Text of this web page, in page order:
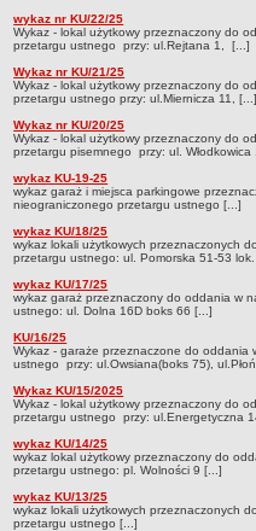
Zamówienia bez procedury
Zamówienia zgodne z
Archiwalne - Zamówiena
Archiwalne - Zamówienia
01.03.2016
OGRÓDKI GASTRONOMICZNE -
WYKAZY LOKALI UŻYTKOWYCH
Lista lokali użytkowych do
Tryb przetargowy
Tryb bezprzetargowy
DZIERŻAWA TERENU
Wykaz terenów do dzierżawy
Ogłoszenia o przetargu na
PROWADZONE REJESTRY,
W NICH ZAWARTYCH
Centralny Rejestr Umów
Plan postępowań o
wykaz nr KU/22/25
Wykaz - lokal użytkowy przeznaczony do
przetargu ustnego przy: ul.Rejtana 1, [...]
Wykaz nr KU/21/25
Wykaz - lokal użytkowy przeznaczony do
przetargu ustnego przy: ul.Miernicza 11, [...]
Wykaz nr KU/20/25
Wykaz - lokal użytkowy przeznaczony do
przetargu pisemnego przy: ul.
wykaz KU-19-25
wykaz garaż i miejsca parkingowe
nieograniczonego przetargu ustnego [...]
wykaz KU/18/25
wykaz lokali użytkowych przeznaczonych
przetargu ustnego: ul. Pomorska 51-53
wykaz KU/17/25
wykaz garaż przeznaczony do oddania w
ustnego: ul. Dolna 16D boks 66 [...]
KU/16/25
Wykaz - garaże przeznaczone do oddania
ustnego przy: ul.Owsiana(boks 75),
Wykaz KU/15/2025
Wykaz - lokal użytkowy przeznaczony do
przetargu ustnego przy: ul.Energetyczna
wykaz KU/14/25
wykaz lokal użytkowy przeznaczony do
przetargu ustnego: pl. Wolności 9 [...]
wykaz KU/13/25
wykaz lokali użytkowych przeznaczonych
przetargu ustnego [...]